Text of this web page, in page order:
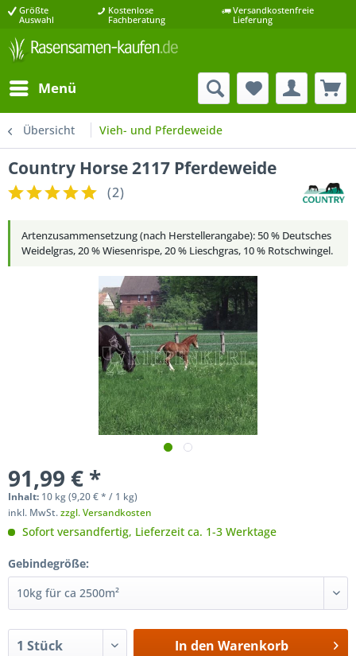
Größte
Auswahl
Kostenlose
Fachberatung
Versandkostenfreie
Lieferung
Menü
Übersicht Vieh- und Pferdeweide
Country Horse 2117 Pferdeweide
(2)
Artenzusammensetzung (nach Herstellerangabe): 50 % Deutsches
Weidelgras, 20 % Wiesenrispe, 20 % Lieschgras, 10 % Rotschwingel.
91,99 € *
Inhalt: 10 kg (9,20 €* / 1 kg)
inkl. MwSt.zzgl. Versandkosten
Sofort versandfertig, Lieferzeit ca. 1-3 Werktage
Gebindegröße:
In den Warenkorb